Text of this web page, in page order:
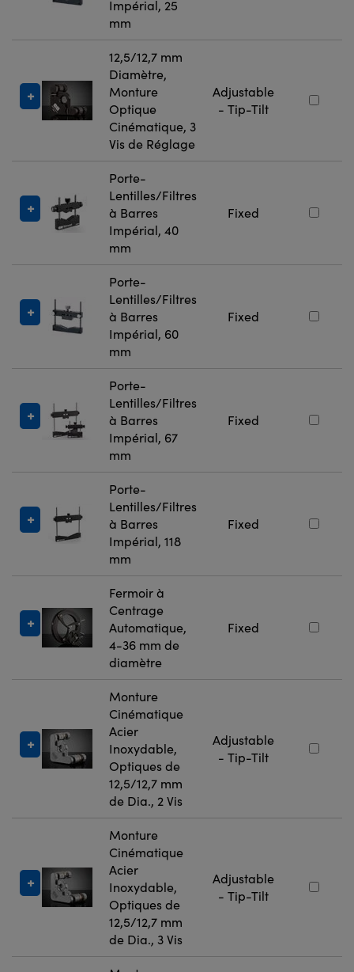
Impérial, 25
mm
12,5/12,7 mm
Diamètre,
Monture
Optique
Cinématique, 3
Vis de Réglage
Adjustable
- Tip-Tilt
Porte-
Lentilles/Filtres
à Barres
Impérial, 40
mm
Fixed
Porte-
Lentilles/Filtres
à Barres
Impérial, 60
mm
Fixed
Porte-
Lentilles/Filtres
à Barres
Impérial, 67
mm
Fixed
Porte-
Lentilles/Filtres
à Barres
Impérial, 118
mm
Fixed
Fermoir à
Centrage
Automatique,
4-36 mm de
diamètre
Fixed
Monture
Cinématique
Acier
Inoxydable,
Optiques de
12,5/12,7 mm
de Dia., 2 Vis
Adjustable
- Tip-Tilt
Monture
Cinématique
Acier
Inoxydable,
Optiques de
12,5/12,7 mm
de Dia., 3 Vis
Adjustable
- Tip-Tilt